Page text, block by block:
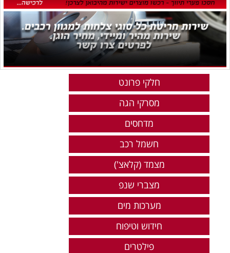
חלקי פרונט
מסרקי הגה
מדחסים
חשמל רכב
מצמד (קלאצ')
מצברי שנפ
מערכות מים
חידוש וטיפוח
פילטרים